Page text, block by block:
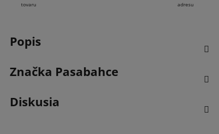
tovaru
adresu
Popis
Značka Pasabahce
Diskusia